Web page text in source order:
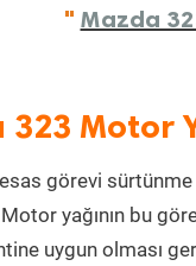
" Mazda
323 Motor
görevi sürtünme
yağının bu
uygun olması